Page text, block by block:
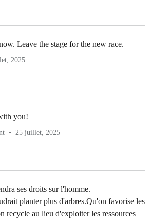
Leave the stage for the new race.
2025
you!
25 juillet, 2025
ses droits sur l'homme.
planter plus d'arbres.Qu'on favorise les
recycle au lieu d'exploiter les ressources